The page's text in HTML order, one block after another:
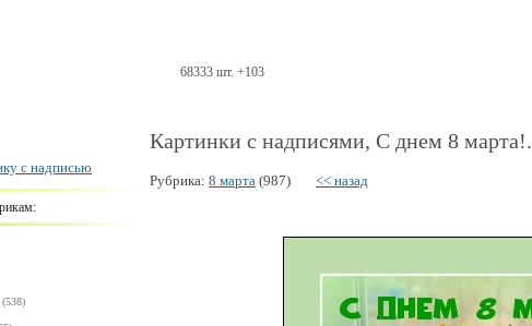
68333 шт. +103
с надписью
(538)
Картинки с надписями, С днем 8 марта!.
Рубрика: 8 марта (987) << назад